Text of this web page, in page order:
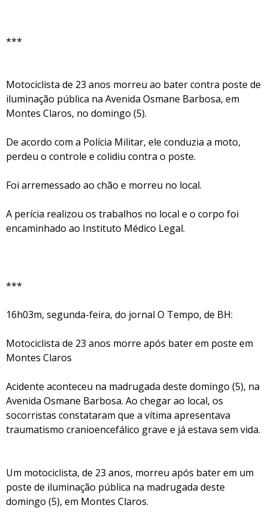
***
Motociclista de 23 anos morreu ao bater contra poste de
iluminação pública na Avenida Osmane Barbosa, em
Montes Claros, no domingo (5).
De acordo com a Polícia Militar, ele conduzia a moto,
perdeu o controle e colidiu contra o poste.
Foi arremessado ao chão e morreu no local.
A perícia realizou os trabalhos no local e o corpo foi
encaminhado ao Instituto Médico Legal.
***
16h03m, segunda-feira, do jornal O Tempo, de BH:
Motociclista de 23 anos morre após bater em poste em
Montes Claros
Acidente aconteceu na madrugada deste domingo (5), na
Avenida Osmane Barbosa. Ao chegar ao local, os
socorristas constataram que a vítima apresentava
traumatismo cranioencefálico grave e já estava sem vida.
Um motociclista, de 23 anos, morreu após bater em um
poste de iluminação pública na madrugada deste
domingo (5), em Montes Claros.